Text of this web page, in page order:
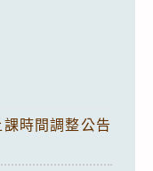
時間調整公告